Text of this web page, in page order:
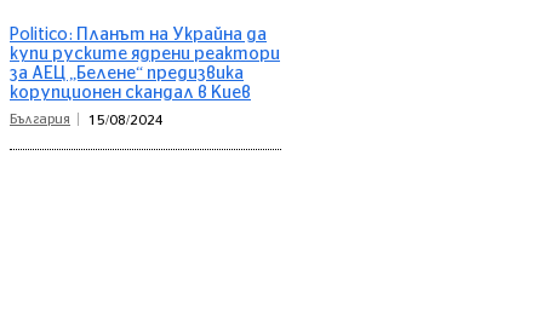
Politico: Планът на Украйна да
купи руските ядрени реактори
за АЕЦ „Белене“ предизвика
корупционен скандал в Киев
България 15/08/2024